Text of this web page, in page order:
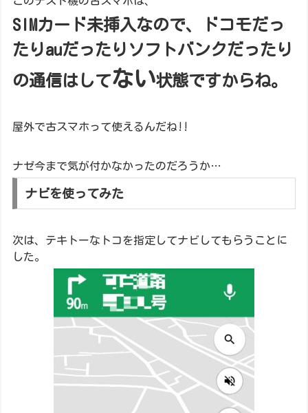
SIMカード未挿入なので、ドコモだっ
たりauだったりソフトバンクだったり
の通信はしてない状態ですからね。
屋外で古スマホって使えるんだね!!
ナゼ今まで気が付かなかったのだろうか…
ナビを使ってみた
次は、テキトーなトコを指定してナビしてもらうことに
した。